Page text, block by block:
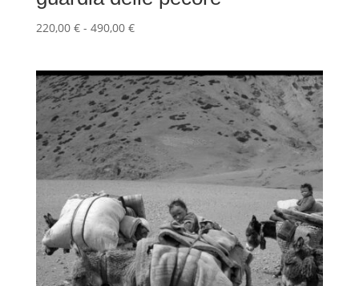
220,00 € - 490,00 €Fascia
da
220,00 €
a
490,00 €